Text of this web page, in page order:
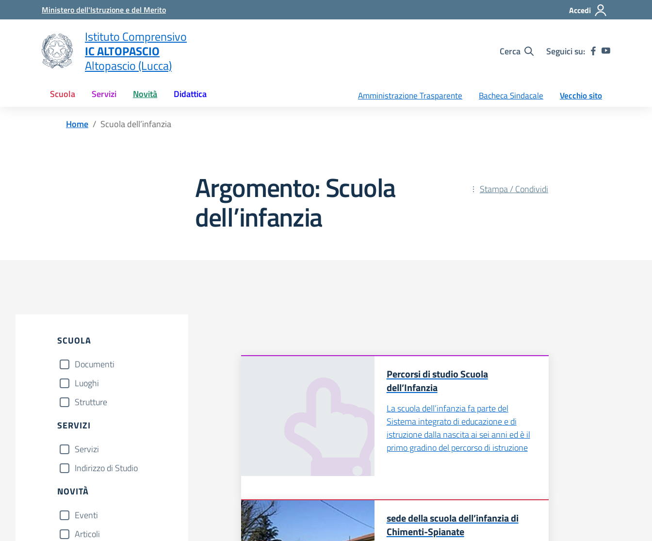
Vai ai contenuti
Vai al menu di navigazione
Ministero dell'Istruzione e del Merito Accedi
Istituto Comprensivo
IC ALTOPASCIO
Altopascio (Lucca)
Cerca Seguici su:
Scuola Servizi Novità Didattica Amministrazione Trasparente Bacheca Sindacale Vecchio sito
Home Scuola dell’infanzia
Argomento: Scuola
dell’infanzia
Stampa / Condividi
SCUOLA
Documenti
Luoghi
Strutture
SERVIZI
Servizi
Indirizzo di Studio
NOVITÀ
Eventi
Articoli
Percorsi di studio Scuola
dell’Infanzia
La scuola dell’infanzia fa parte del
Sistema integrato di educazione e di
istruzione dalla nascita ai sei anni ed è il
primo gradino del percorso di istruzione
sede della scuola dell’infanzia di
Chimenti-Spianate